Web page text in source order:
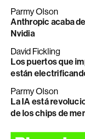
Parmy Olson
Anthropic acaba
Nvidia
David Fickling
Los puertos que
están
Parmy Olson
La IA está
de los chips de